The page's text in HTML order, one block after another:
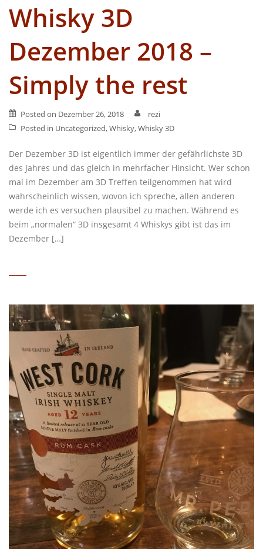
Whisky 3D
Dezember 2018 –
Simply the rest
Posted on Dezember 26, 2018
rezi
Posted in Uncategorized,Whisky,Whisky 3D
Der Dezember 3D ist eigentlich immer der gefährlichste 3D
des Jahres und das gleich in mehrfacher Hinsicht. Wer schon
mal im Dezember am 3D Treffen teilgenommen hat wird
wahrscheinlich wissen, wovon ich spreche, allen anderen
werde ich es versuchen plausibel zu machen. Während es
beim „normalen“ 3D insgesamt 4 Whiskys gibt ist das im
Dezember […]